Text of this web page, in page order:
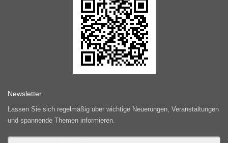
Newsletter
Lassen Sie sich regelmäßig über wichtige Neuerungen, Veranstaltungen
und spannende Themen informieren.